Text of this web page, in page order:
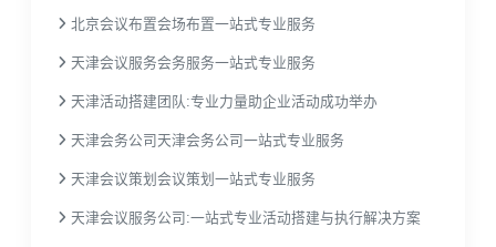
北京会议布置会场布置一站式专业服务
天津会议服务会务服务一站式专业服务
天津活动搭建团队:专业力量助企业活动成功举办
天津会务公司天津会务公司一站式专业服务
天津会议策划会议策划一站式专业服务
天津会议服务公司:一站式专业活动搭建与执行解决方案